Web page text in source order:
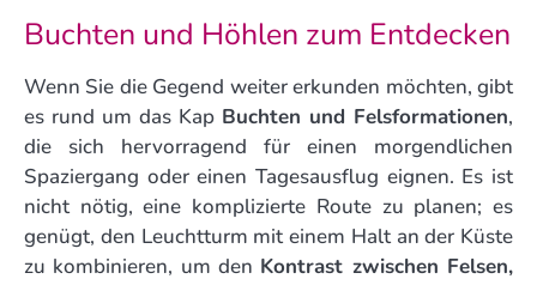
Buchten und Höhlen zum Entdecken
Wenn Sie die Gegend weiter erkunden möchten, gibt
es rund um das Kap Buchten und Felsformationen,
die sich hervorragend für einen morgendlichen
Spaziergang oder einen Tagesausflug eignen. Es ist
nicht nötig, eine komplizierte Route zu planen; es
genügt, den Leuchtturm mit einem Halt an der Küste
zu kombinieren, um den Kontrast zwischen Felsen,